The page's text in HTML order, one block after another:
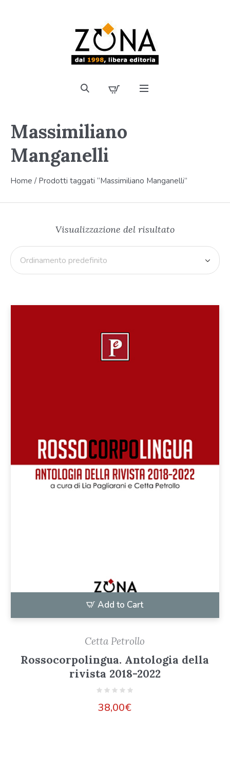
Massimiliano
Manganelli
Home / Prodotti taggati “Massimiliano Manganelli”
Visualizzazione del risultato
Add to Cart
Cetta Petrollo
Rossocorpolingua. Antologia della
rivista 2018-2022
38,00€